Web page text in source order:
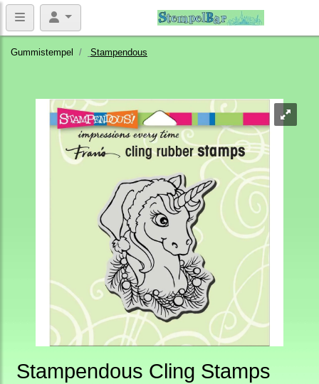
Gummistempel Stampendous
Stampendous Cling Stamps